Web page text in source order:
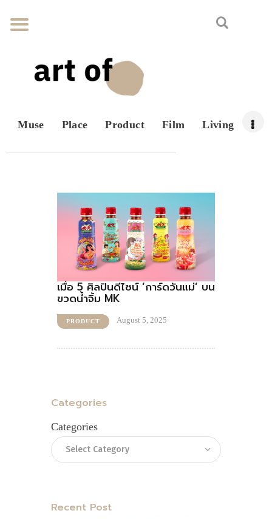
Muse Place Product Film Living
เมื่อ 5 ศิลปินดีไซน์ ‘การ์ดวันแม่’ บน
ขวดน้ำจิ้ม MK
PRODUCT August 5, 2025
Categories
Categories
Recent Post